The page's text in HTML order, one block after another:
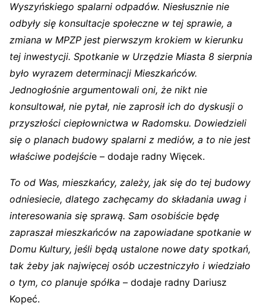
Wyszyńskiego spalarni odpadów. Niesłusznie nie
odbyły się konsultacje społeczne w tej sprawie, a
zmiana w MPZP jest pierwszym krokiem w kierunku
tej inwestycji. Spotkanie w Urzędzie Miasta 8 sierpnia
było wyrazem determinacji Mieszkańców.
Jednogłośnie argumentowali oni, że nikt nie
konsultował, nie pytał, nie zaprosił ich do dyskusji o
przyszłości ciepłownictwa w Radomsku. Dowiedzieli
się o planach budowy spalarni z mediów, a to nie jest
właściwe podejście – dodaje radny Więcek.
To od Was, mieszkańcy, zależy, jak się do tej budowy
odniesiecie, dlatego zachęcamy do składania uwag i
interesowania się sprawą. Sam osobiście będę
zapraszał mieszkańców na zapowiadane spotkanie w
Domu Kultury, jeśli będą ustalone nowe daty spotkań,
tak żeby jak najwięcej osób uczestniczyło i wiedziało
o tym, co planuje spółka – dodaje radny Dariusz
Kopeć.